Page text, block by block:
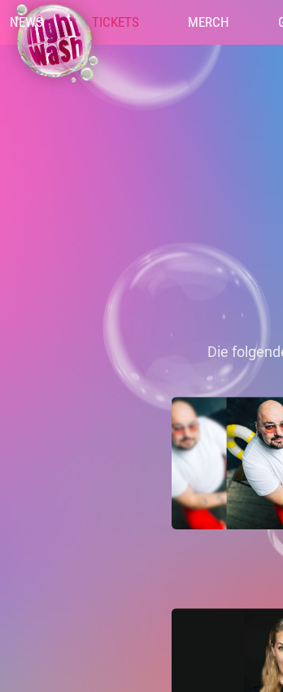
NEWS TICKETS MERCH
Die